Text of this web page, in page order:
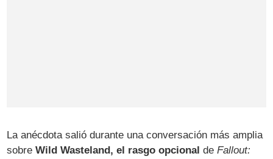
La anécdota salió durante una conversación más amplia
sobreWild Wasteland, el rasgo opcional deFallout: